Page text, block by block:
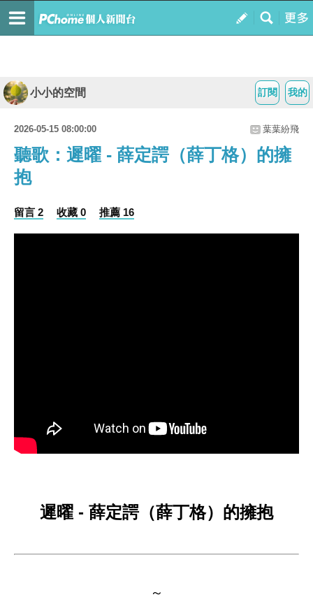
我的
訂閱
小小的空間
2026-05-15 08:00:00 葉葉紛飛
聽歌：遲曜 - 薛定諤（薛丁格）的擁
抱
留言 2 收藏 0 推薦 16
遲曜 - 薛定諤（薛丁格）的擁抱
～